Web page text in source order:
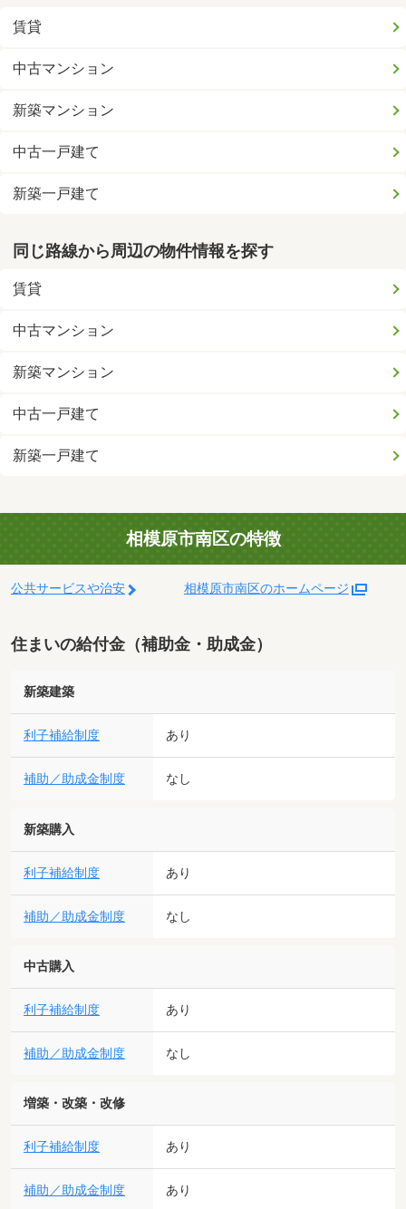
賃貸
中古マンション
新築マンション
中古一戸建て
新築一戸建て
同じ路線から周辺の物件情報を探す
賃貸
中古マンション
新築マンション
中古一戸建て
新築一戸建て
相模原市南区の特徴
公共サービスや治安 相模原市南区のホームページ
住まいの給付金（補助金・助成金）
新築建築
利子補給制度 あり
補助／助成金制度 なし
新築購入
利子補給制度 あり
補助／助成金制度 なし
中古購入
利子補給制度 あり
補助／助成金制度 なし
増築・改築・改修
利子補給制度 あり
補助／助成金制度 あり